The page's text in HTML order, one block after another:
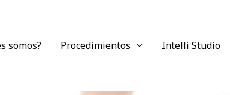
somos? Procedimientos Intelli Studio